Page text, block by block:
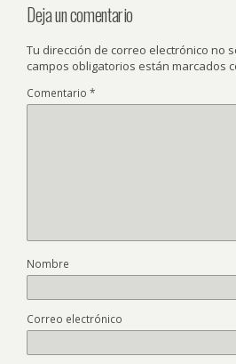
Deja un comentario
Tu dirección de correo electrónico no
campos obligatorios están marcados
Comentario *
Nombre
Correo electrónico